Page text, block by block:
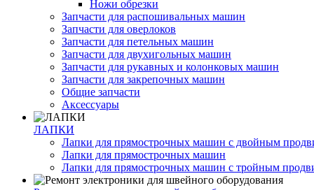
Ножи обрезки
Запчасти для распошивальных машин
Запчасти для оверлоков
Запчасти для петельных машин
Запчасти для двухигольных машин
Запчасти для рукавных и колонковых машин
Запчасти для закрепочных машин
Общие запчасти
Аксессуары
ЛАПКИ
Лапки для прямострочных машин с двойным
Лапки для прямострочных машин
Лапки для прямострочных машин с тройным